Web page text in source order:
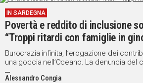
IN SARDEGNA
Povertà e reddito di inclusione
“Troppi ritardi con famiglie in
Burocrazia infinita, l’erogazione dei
una goccia nell’Oceano. La denuncia del
degli Azzurri, Edoardo Tocco
Alessandro Congia